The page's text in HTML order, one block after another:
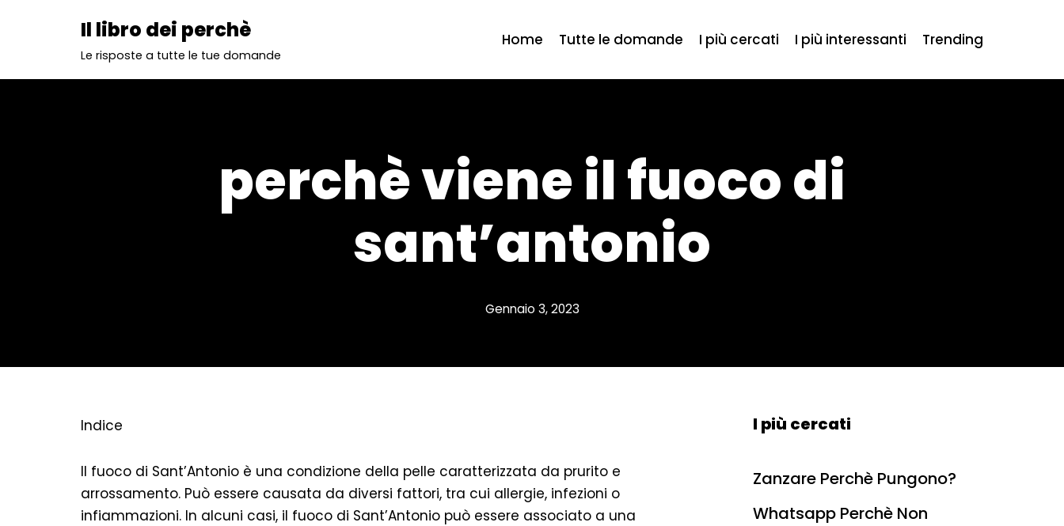
Il libro dei perchè
Le risposte a tutte le tue domande
Home Tutte le domande I più cercati I più interessanti Trending
perchè viene il fuoco di
sant’antonio
Gennaio 3, 2023
Indice
Il fuoco di Sant’Antonio è una condizione della pelle caratterizzata da prurito e
arrossamento. Può essere causata da diversi fattori, tra cui allergie, infezioni o
infiammazioni. In alcuni casi, il fuoco di Sant’Antonio può essere associato a una
I più cercati
Zanzare Perchè Pungono?
Whatsapp Perchè Non